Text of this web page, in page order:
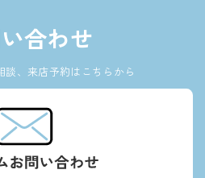
合わせ
、来店予約はこちらから